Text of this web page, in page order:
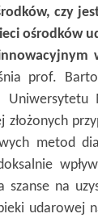
czy
ośrodków
prof.
metod
na
udarowej